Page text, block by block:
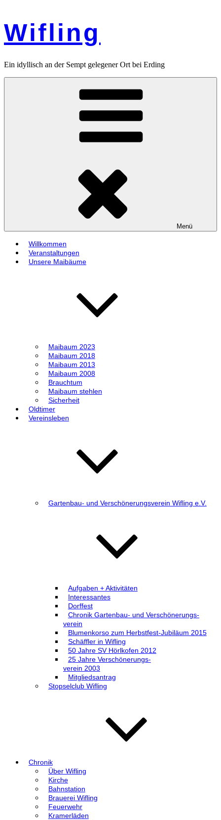
springen
Wifling
Ein idyllisch an der Sempt gelegener Ort bei Erding
Menü
Willkommen
Veranstaltungen
Unsere Maibäume
Maibaum 2023
Maibaum 2018
Maibaum 2013
Maibaum 2008
Brauchtum
Maibaum stehlen
Sicherheit
Oldtimer
Vereinsleben
Gartenbau- und Verschönerungsverein Wifling e.V.
Aufgaben + Aktivitäten
Interessantes
Dorffest
Chronik Gartenbau- und Verschönerungs­
verein
Blumenkorso zum Herbstfest-Jubiläum 2015
Schäffler in Wifling
50 Jahre SV Hörlkofen 2012
25 Jahre Verschönerungs-
verein 2003
Mitgliedsantrag
Stopselclub Wifling
Chronik
Über Wifling
Kirche
Bahnstation
Brauerei Wifling
Feuerwehr
Kramerläden